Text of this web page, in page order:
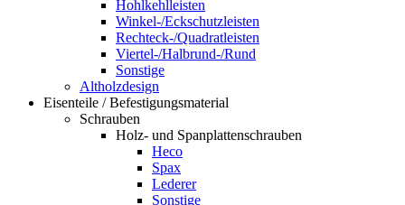
Hohlkehlleisten
Winkel-/Eckschutzleisten
Rechteck-/Quadratleisten
Viertel-/Halbrund-/Rund
Sonstige
Altholzdesign
Eisenteile / Befestigungsmaterial
Schrauben
Holz- und Spanplattenschrauben
Heco
Spax
Lederer
Sonstige